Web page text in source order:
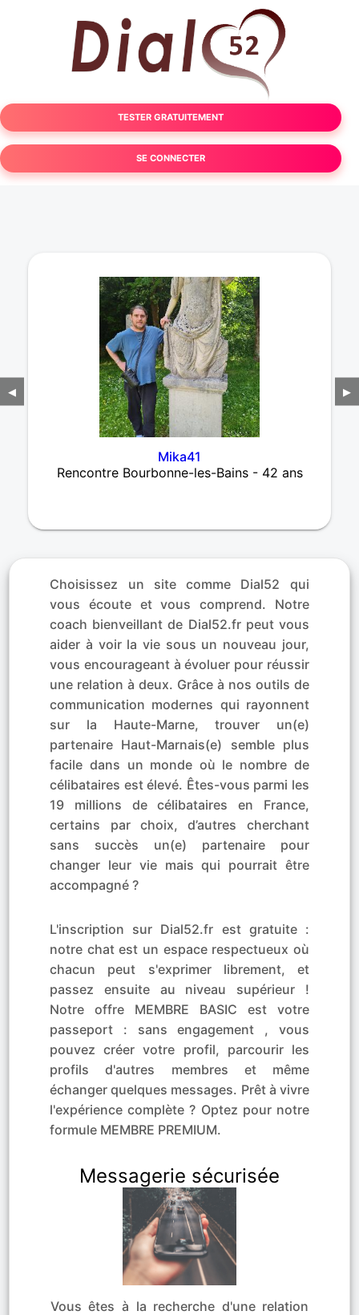
TESTER GRATUITEMENT
SE CONNECTER
◀
Mika41
Rencontre Bourbonne-les-Bains - 42 ans
▶
Choisissez un site comme Dial52 qui
vous écoute et vous comprend. Notre
coach bienveillant de Dial52.fr peut vous
aider à voir la vie sous un nouveau jour,
vous encourageant à évoluer pour réussir
une relation à deux. Grâce à nos outils de
communication modernes qui rayonnent
sur la Haute-Marne, trouver un(e)
partenaire Haut-Marnais(e) semble plus
facile dans un monde où le nombre de
célibataires est élevé. Êtes-vous parmi les
19 millions de célibataires en France,
certains par choix, d’autres cherchant
sans succès un(e) partenaire pour
changer leur vie mais qui pourrait être
accompagné ?
L'inscription sur Dial52.fr est gratuite :
notre chat est un espace respectueux où
chacun peut s'exprimer librement, et
passez ensuite au niveau supérieur !
Notre offre MEMBRE BASIC est votre
passeport : sans engagement , vous
pouvez créer votre profil, parcourir les
profils d'autres membres et même
échanger quelques messages. Prêt à vivre
l'expérience complète ? Optez pour notre
formule MEMBRE PREMIUM.
Messagerie sécurisée
Vous êtes à la recherche d'une relation